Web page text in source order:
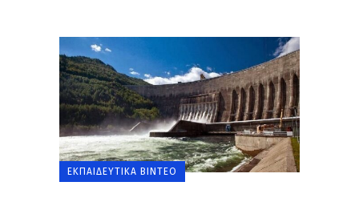
ΕΚΠΑΙΔΕΥΤΙΚΆ ΒΊΝΤΕΟ